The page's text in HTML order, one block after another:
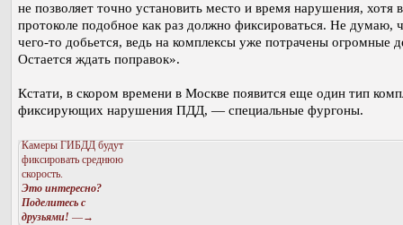
не позволяет точно установить место и время нарушения, хотя в
протоколе подобное как раз должно фиксироваться. Не думаю,
чего-то добьется, ведь на комплексы уже потрачены огромные
Остается ждать поправок».
Кстати, в скором времени в Москве появится еще один тип
фиксирующих нарушения ПДД, — специальные фургоны.
Камеры ГИБДД будут
фиксировать среднюю
скорость.
Это интересно?
Поделитесь с
друзьями! —→